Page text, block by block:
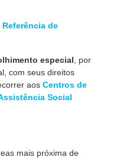
de
especial , por
com seus direitos
aos Centros de
Social
mais próxima de